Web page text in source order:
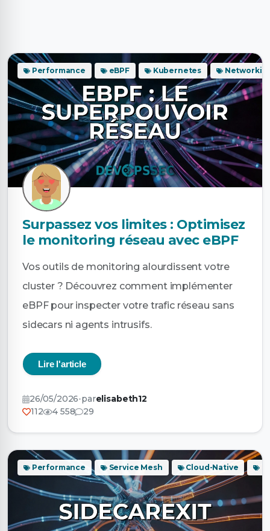
Performance eBPF Kubernetes
Surpassez vos limites : Optimisez
le monitoring réseau avec eBPF
Vos outils de monitoring alourdissent votre
cluster ? Découvrez comment implémenter
eBPF pour inspecter votre trafic réseau sans
sidecars ni agents intrusifs.
Lire l'article
26/05/2026•parelisabeth12
112
4 558 29
Performance Service Mesh Cloud-Native